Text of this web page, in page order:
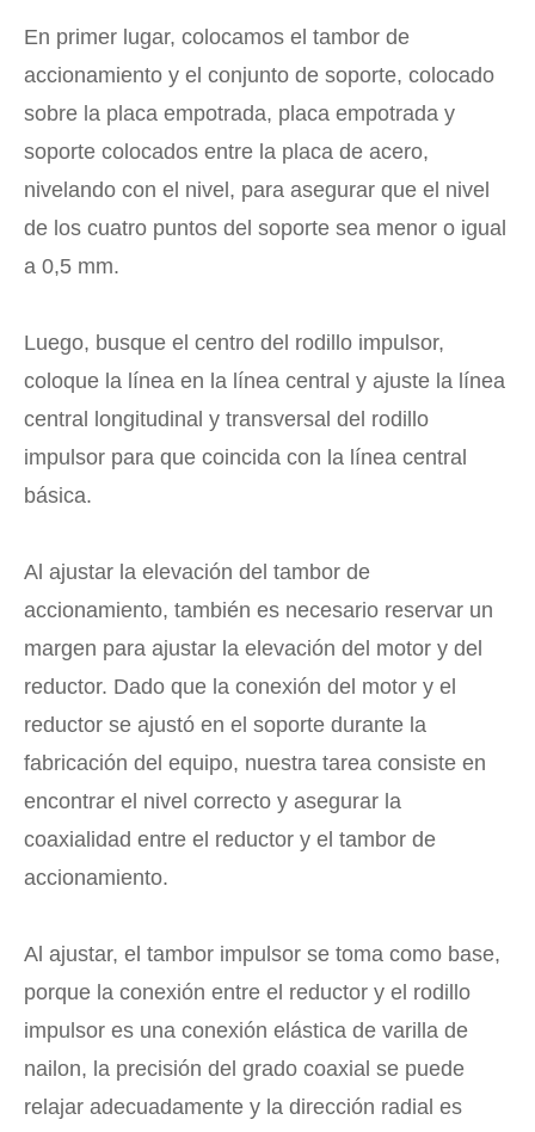
En primer lugar, colocamos el tambor de
accionamiento y el conjunto de soporte, colocado
sobre la placa empotrada, placa empotrada y
soporte colocados entre la placa de acero,
nivelando con el nivel, para asegurar que el nivel
de los cuatro puntos del soporte sea menor o igual
a 0,5 mm.
Luego, busque el centro del rodillo impulsor,
coloque la línea en la línea central y ajuste la línea
central longitudinal y transversal del rodillo
impulsor para que coincida con la línea central
básica.
Al ajustar la elevación del tambor de
accionamiento, también es necesario reservar un
margen para ajustar la elevación del motor y del
reductor. Dado que la conexión del motor y el
reductor se ajustó en el soporte durante la
fabricación del equipo, nuestra tarea consiste en
encontrar el nivel correcto y asegurar la
coaxialidad entre el reductor y el tambor de
accionamiento.
Al ajustar, el tambor impulsor se toma como base,
porque la conexión entre el reductor y el rodillo
impulsor es una conexión elástica de varilla de
nailon, la precisión del grado coaxial se puede
relajar adecuadamente y la dirección radial es